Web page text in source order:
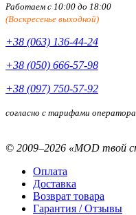
Работаем с 10:00 до 18:00
(Воскресенье выходной)
+38 (063) 136-44-24
+38 (050) 666-57-98
+38 (097) 750-57-92
согласно с тарифами оператора
© 2009–2026 «MOD твой
Оплата
Доставка
Возврат товара
Гарантия / Отзывы